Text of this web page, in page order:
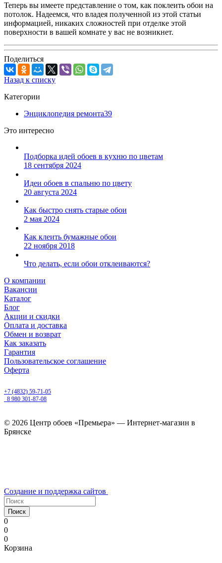
Теперь вы имеете представление о том, как поклеить обои на
потолок. Надеемся, что владея полученной из этой статьи
информацией, никаких сложностей при отделке этой
поверхности в вашей комнате у вас не возникнет.
Поделиться
Назад к списку
Категории
Энциклопедия ремонта39
Это интересно
Подборка идей обоев в кухню по цветам
18 сентября 2024
Идеи обоев в спальню по цвету
20 августа 2024
Как быстро снять старые обои
2 мая 2024
Как клеить бумажные обои
22 ноября 2018
Что делать, если обои отклеиваются?
О компании
Вакансии
Каталог
Блог
Акции и скидки
Оплата и доставка
Обмен и возврат
Как заказать
Гарантия
Пользовательское соглашение
Оферта
+7 (4832) 59-71-05
8 980 301-87-08
© 2026 Центр обоев «Премьера» — Интернет-магазин в
Брянске
Создание и поддержка сайтов
Поиск
0
0
0
Корзина